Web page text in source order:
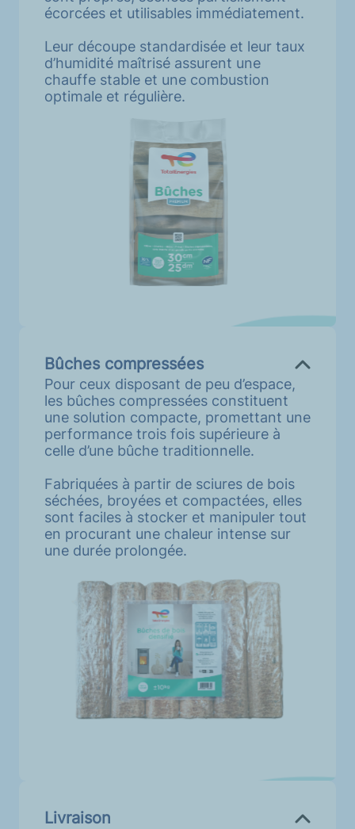
écorcées et utilisables immédiatement.
Leur découpe standardisée et leur taux
d’humidité maîtrisé assurent une
chauffe stable et une combustion
optimale et régulière.
Bûches compressées
Pour ceux disposant de peu d’espace,
les bûches compressées constituent
une solution compacte, promettant une
performance trois fois supérieure à
celle d’une bûche traditionnelle.
Fabriquées à partir de sciures de bois
séchées, broyées et compactées, elles
sont faciles à stocker et manipuler tout
en procurant une chaleur intense sur
une durée prolongée.
Livraison